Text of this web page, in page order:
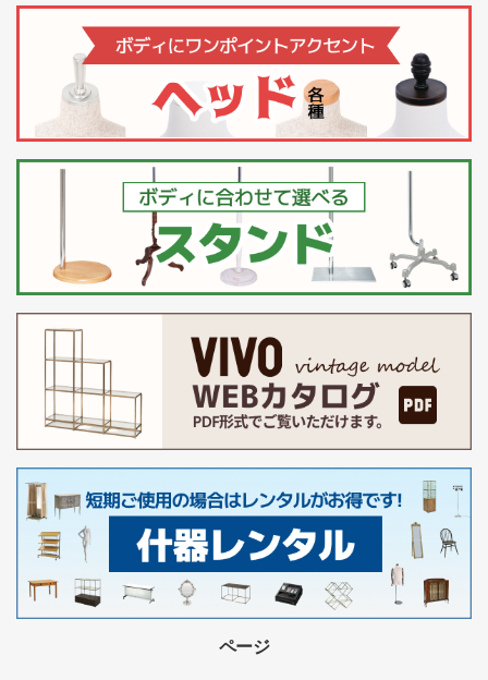
ページ